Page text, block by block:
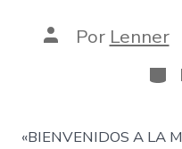
AutorPor Lenner
«BIENVENIDOS A LA